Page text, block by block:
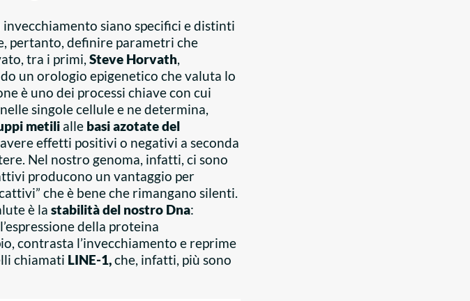
siano specifici e distinti
pertanto, definire parametri che
tra i primi,Steve Horvath
un orologio epigenetico che valuta lo
è uno dei processi chiave con cui
singole cellule e ne determina,
metili alle basi azotate del
effetti positivi o negativi a seconda
Nel nostro genoma, infatti, ci sono
producono un vantaggio per
che è bene che rimangano silenti.
è lastabilità del nostro Dna:
della proteina
contrasta l’invecchiamento e reprime
chiamati LINE-1,che, infatti, più sono